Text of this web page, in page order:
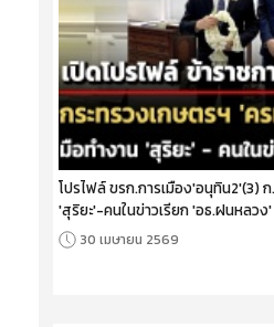
โปรไฟล์ ขรก.การเมือง'อนุทิน2'(3)
'สุริยะ'-คนในข่าวเรียก 'อธ.ฝนหลว
30 เมษายน 2569